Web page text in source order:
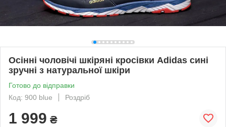
Осінні чоловічі шкіряні кросівки Adidas сині
зручні з натуральної шкіри
Готово до відправки
Код: 900 blue
Роздріб
1 999 ₴